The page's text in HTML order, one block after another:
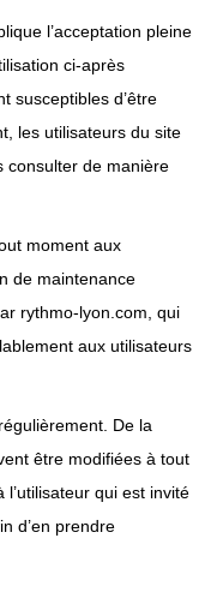
l’acceptation pleine
ci-après
susceptibles d’être
les utilisateurs du site
consulter de manière
moment aux
de maintenance
rythmo-lyon.com, qui
aux utilisateurs
De la
être modifiées à tout
l’utilisateur qui est invité
d’en prendre